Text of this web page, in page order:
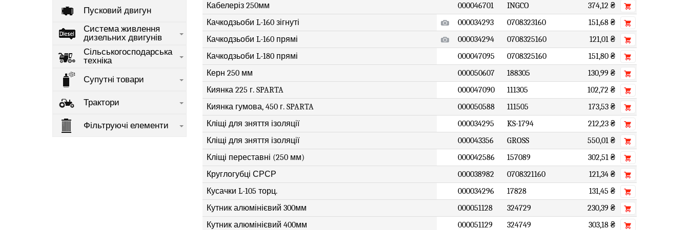
Пусковий двигун
Система живлення
дизельних двигунів
Сільськогосподарська
техніка
Супутні товари
Трактори
Фільтруючі елементи
Кабелеріз 250мм
000046701 INGCO
374,12 ₴
Качкодзьоби L-160 зігнуті
000034293 0708323160
151,68 ₴
Качкодзьоби L-160 прямі
000034294 0708325160
121,01 ₴
Качкодзьоби L-180 прямі
000047095 0708325160
151,80 ₴
Керн 250 мм
000050607 188305
130,99 ₴
Киянка 225 г. SPARTA
000047090 111305
102,72 ₴
Киянка гумова, 450 г. SPARTA
000050588 111505
173,53 ₴
Кліщі для зняття ізоляції
000034295 KS-1794
212,23 ₴
Кліщі для зняття ізоляції
000043356 GROSS
550,01 ₴
Кліщі переставні (250 мм)
000042586 157089
302,51 ₴
Круглогубці СРСР
000038982 0708321160
121,34 ₴
Кусачки L-105 торц.
000034296 17828
131,45 ₴
Кутник алюмінієвий 300мм
000051128 324729
230,39 ₴
Кутник алюмінієвий 400мм
000051129 324749
303,18 ₴